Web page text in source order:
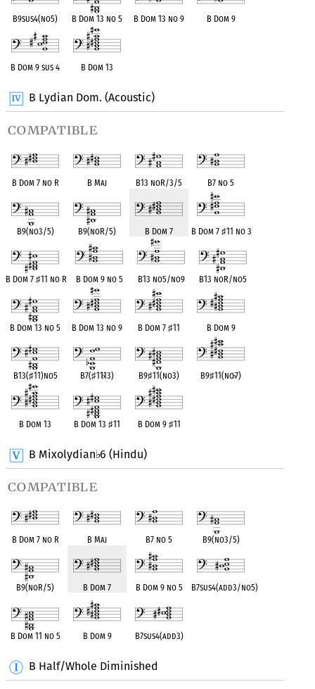
B9sus4(no5) B Dom 13 no 5 B Dom 13 no 9 B Dom 9
B Dom 9 sus 4 B Dom 13
B Lydian Dom. (Acoustic)
compatible
B Dom 7 no R B Maj B13 noR/3/5 B7 no 5
B9(no3/5) B9(noR/5) B Dom 7 B Dom 7♯11 no 3
B Dom 7 ♯11 no R B Dom 9 no 5 B13 no5/no9 B13 noR/no5
B Dom 13 no 5 B Dom 13 no 9 B Dom 7♯11 B Dom 9
B13(♯11)no5 B7(♯11♭13) B9♯11(no3) B9♯11(no♭7)
B Dom 13 B Dom 13♯11 B Dom 9 ♯11
B Mixolydian♭6 (Hindu)
compatible
B Dom 7 no R B Maj B7 no 5 B9(no3/5)
B9(noR/5) B Dom 7 B Dom 9 no 5 B7sus4(add3/no5)
B Dom 11 no 5 B Dom 9 B7sus4(add3)
B Half/Whole Diminished